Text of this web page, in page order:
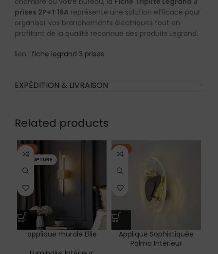
prises 2P+T 16A représente une solution efficace pour
organiser vos branchements électriques tout en
profitant de la qualité reconnue des produits Legrand.
lien : fiche legrand 3 prises
EXPÉDITION & LIVRAISON
Related products
-11%
EN RUPTURE
applique murale Ellie
-8%
Applique Sophistiquée
Palma Intérieur